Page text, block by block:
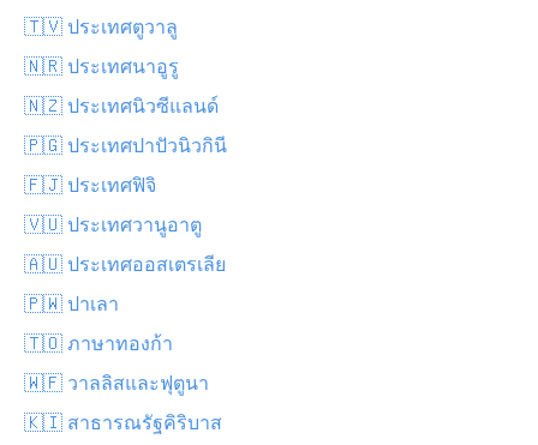
🇹🇻 ประเทศตูวาลู
🇳🇷 ประเทศนาอูรู
🇳🇿 ประเทศนิวซีแลนด์
🇵🇬 ประเทศปาปัวนิวกินี
🇫🇯 ประเทศฟิจิ
🇻🇺 ประเทศวานูอาตู
🇦🇺 ประเทศออสเตรเลีย
🇵🇼 ปาเลา
🇹🇴 ภาษาทองก้า
🇼🇫 วาลลิสและฟุตูนา
🇰🇮 สาธารณรัฐคิริบาส